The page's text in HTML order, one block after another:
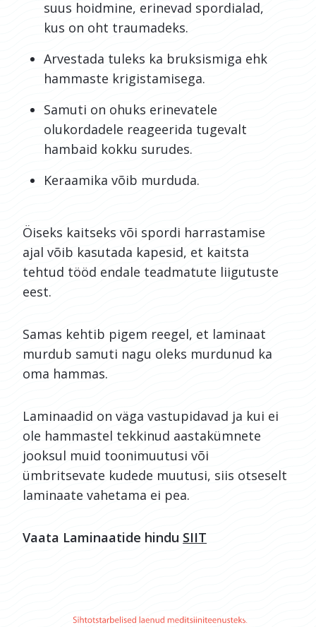
suus hoidmine, erinevad spordialad,
kus on oht traumadeks.
Arvestada tuleks ka bruksismiga ehk
hammaste krigistamisega.
Samuti on ohuks erinevatele
olukordadele reageerida tugevalt
hambaid kokku surudes.
Keraamika võib murduda.
Öiseks kaitseks või spordi harrastamise
ajal võib kasutada kapesid, et kaitsta
tehtud tööd endale teadmatute liigutuste
eest.
Samas kehtib pigem reegel, et laminaat
murdub samuti nagu oleks murdunud ka
oma hammas.
Laminaadid on väga vastupidavad ja kui ei
ole hammastel tekkinud aastakümnete
jooksul muid toonimuutusi või
ümbritsevate kudede muutusi, siis otseselt
laminaate vahetama ei pea.
Vaata Laminaatide hindu SIIT